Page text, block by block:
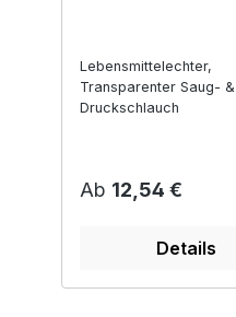
Lebensmittelechter,
Transparenter Saug- &
Druckschlauch
Regulärer Preis:
Ab 12,54 €
Details